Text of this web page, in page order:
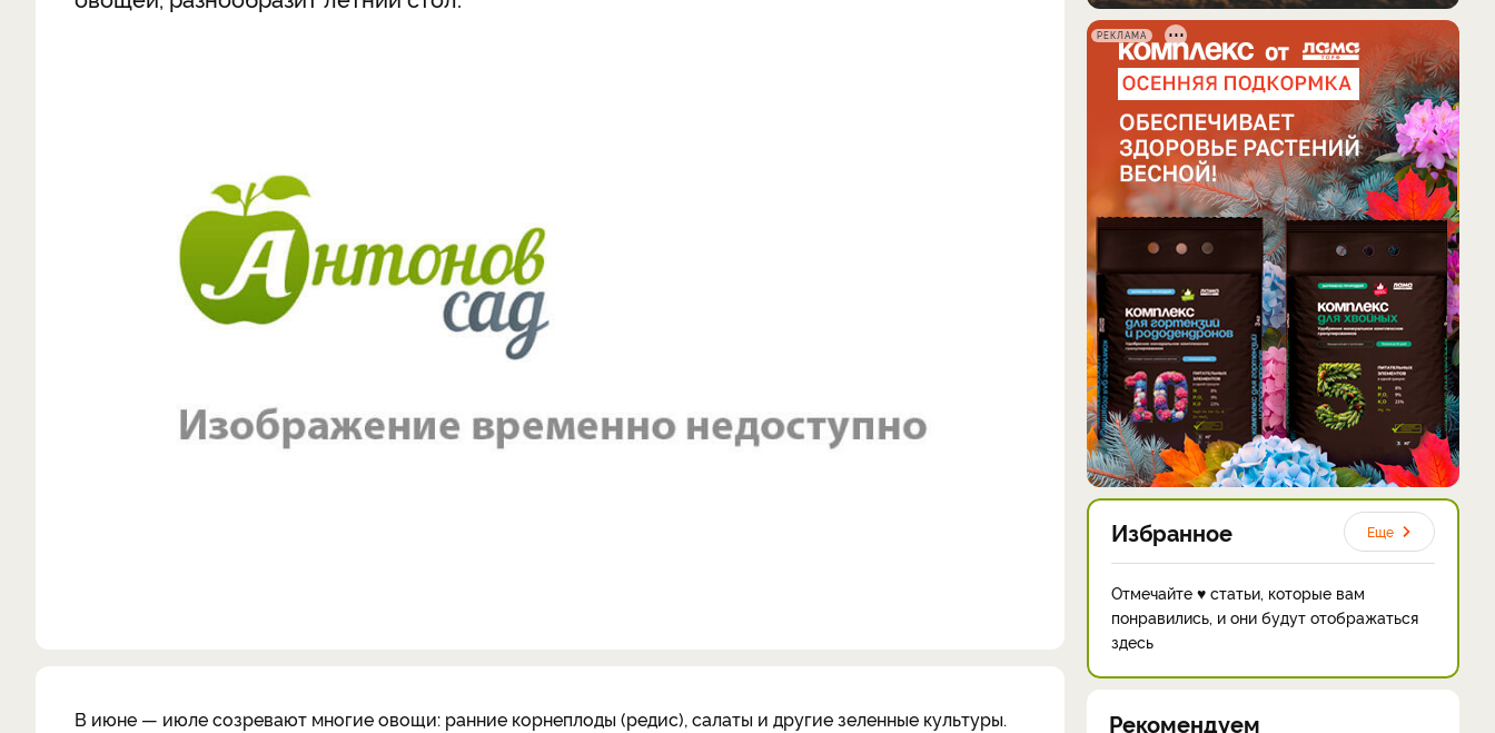
В июне — июле созревают многие овощи: ранние корнеплоды (редис), салаты и другие зеленные культуры.
РЕКЛАМА
Избранное Еще
Отмечайте ♥ статьи, которые вам
понравились, и они будут отображаться
здесь
Рекомендуем